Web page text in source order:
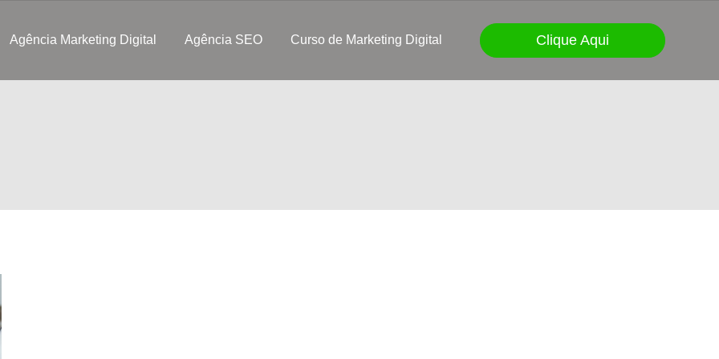
Agência Marketing Digital Agência SEO Curso de Marketing Digital Clique Aqui